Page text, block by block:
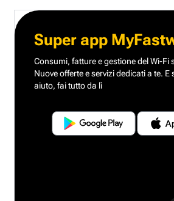
Super app
Consumi, fatture e gestione del Wi-Fi
Nuove offerte e servizi dedicati a te. E
aiuto, fai tutto da lì